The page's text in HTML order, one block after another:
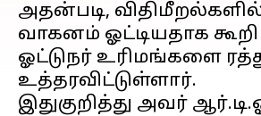
அதன்படி, விதிமீறல்களில்
வாகனம் ஓட்டியதாக கூறி
ஓட்டுநர் உரிமங்களை
உத்தரவிட்டுள்ளார்.
இதுகுறித்து அவர்